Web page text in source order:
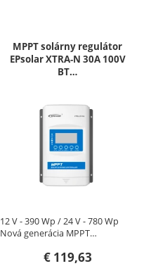
7 - 21 dní
MPPT solárny regulátor
EPsolar XTRA-N 30A 100V
BT…
12 V - 390 Wp / 24 V - 780 Wp
Nová generácia MPPT…
€119,63